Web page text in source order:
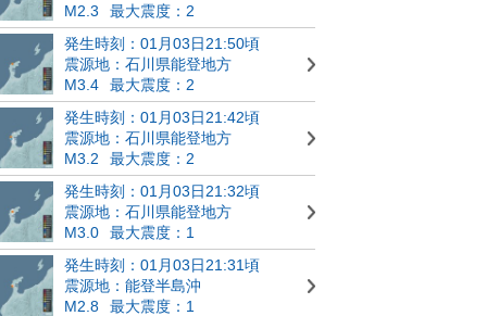
M2.3
最大震度：2
発生時刻：01月03日21:50頃
震源地：石川県能登地方
M3.4
最大震度：2
発生時刻：01月03日21:42頃
震源地：石川県能登地方
M3.2
最大震度：2
発生時刻：01月03日21:32頃
震源地：石川県能登地方
M3.0
最大震度：1
発生時刻：01月03日21:31頃
震源地：能登半島沖
M2.8
最大震度：1